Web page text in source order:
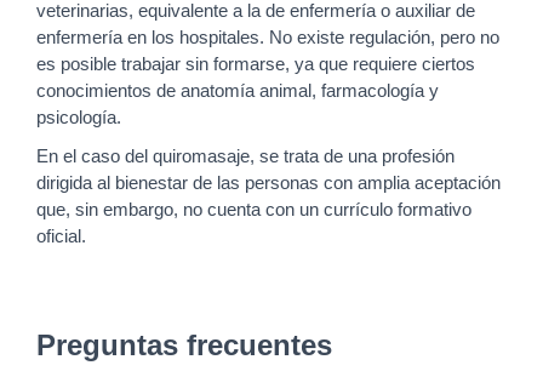
veterinarias, equivalente a la de enfermería o auxiliar de
enfermería en los hospitales. No existe regulación, pero no
es posible trabajar sin formarse, ya que requiere ciertos
conocimientos de anatomía animal, farmacología y
psicología.
En el caso del quiromasaje, se trata de una profesión
dirigida al bienestar de las personas con amplia aceptación
que, sin embargo, no cuenta con un currículo formativo
oficial.
Preguntas frecuentes